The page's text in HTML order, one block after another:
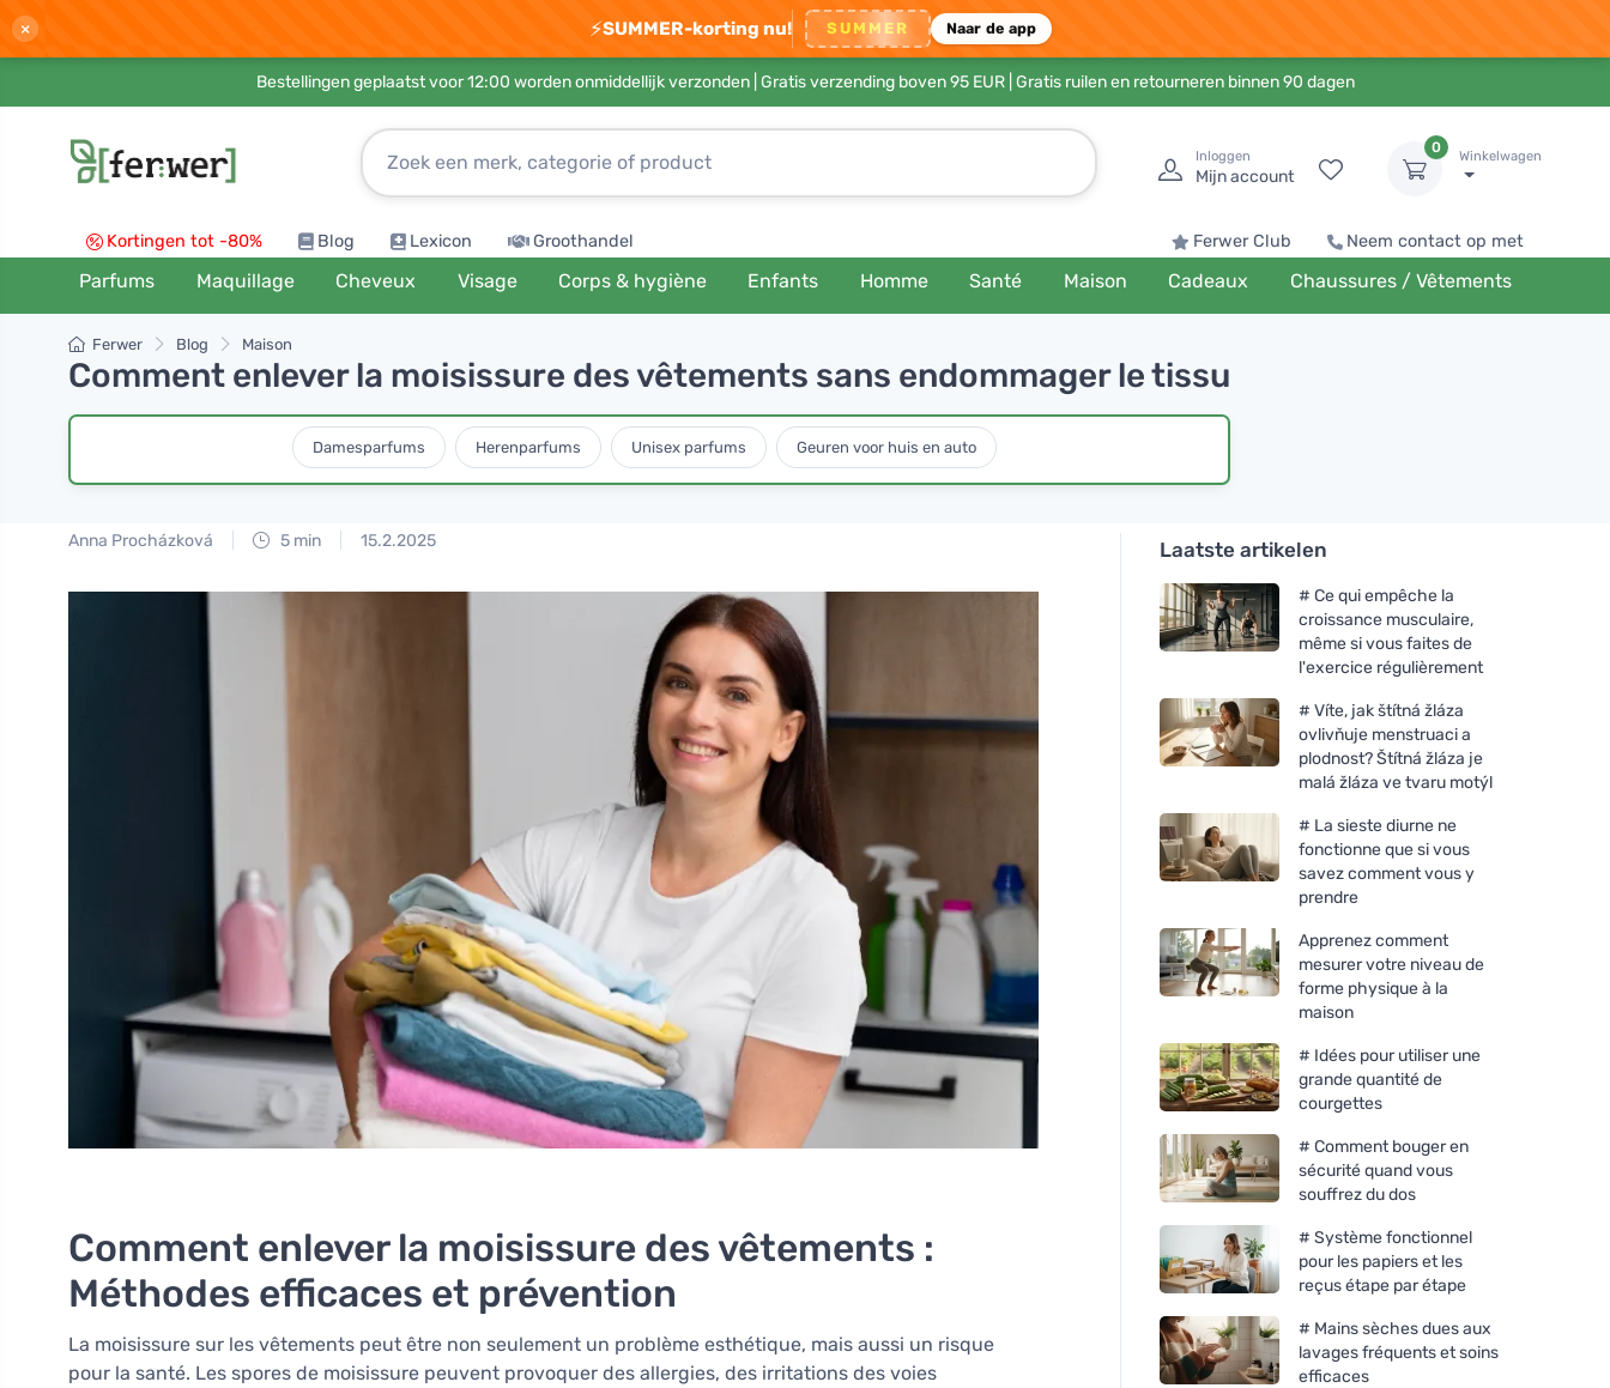
× ⚡SUMMER-korting nu! SUMMER Naar de app
Bestellingen geplaatst voor 12:00 worden onmiddellijk verzonden | Gratis verzending boven 95 EUR| Gratis ruilen en retourneren binnen 90 dagen
Inloggen
Mijn account
0
Winkelwagen
Kortingen tot -80% Blog Lexicon Groothandel Ferwer Club Neem contact op met
Parfums Maquillage Cheveux Visage Corps & hygiène Enfants Homme Santé Maison Cadeaux Chaussures / Vêtements
Ferwer Blog Maison
Comment enlever la moisissure des vêtements sans endommager le tissu
Damesparfums Herenparfums Unisex parfums Geuren voor huis en auto
Anna Procházková 5 min 15.2.2025
Comment enlever la moisissure des vêtements :
Méthodes efficaces et prévention
La moisissure sur les vêtements peut être non seulement un problème esthétique, mais aussi un risque
pour la santé. Les spores de moisissure peuvent provoquer des allergies, des irritations des voies
Laatste artikelen
# Ce qui empêche la
croissance musculaire,
même si vous faites de
l'exercice régulièrement
# Víte, jak štítná žláza
ovlivňuje menstruaci a
plodnost? Štítná žláza je
malá žláza ve tvaru motýl
# La sieste diurne ne
fonctionne que si vous
savez comment vous y
prendre
Apprenez comment
mesurer votre niveau de
forme physique à la
maison
# Idées pour utiliser une
grande quantité de
courgettes
# Comment bouger en
sécurité quand vous
souffrez du dos
# Système fonctionnel
pour les papiers et les
reçus étape par étape
# Mains sèches dues aux
lavages fréquents et soins
efficaces